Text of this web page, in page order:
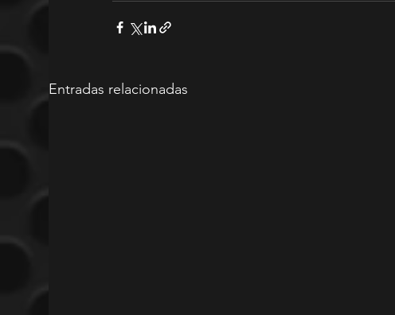
Entradas relacionadas